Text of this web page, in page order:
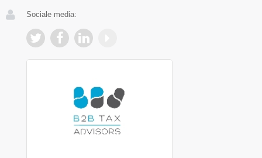
Sociale media: